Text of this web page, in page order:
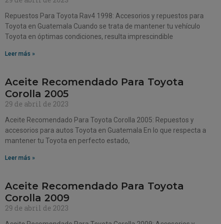
Repuestos Para Toyota Rav4 1998: Accesorios y repuestos para
Toyota en Guatemala Cuando se trata de mantener tu vehículo
Toyota en óptimas condiciones, resulta imprescindible
Leer más »
Aceite Recomendado Para Toyota
Corolla 2005
29 de abril de 2023
Aceite Recomendado Para Toyota Corolla 2005: Repuestos y
accesorios para autos Toyota en Guatemala En lo que respecta a
mantener tu Toyota en perfecto estado,
Leer más »
Aceite Recomendado Para Toyota
Corolla 2009
29 de abril de 2023